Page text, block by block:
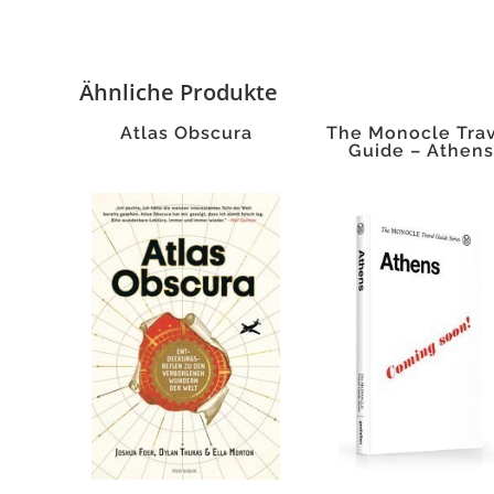
Ähnliche Produkte
Atlas Obscura
The Monocle
Guide – Athens